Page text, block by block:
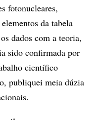
fotonucleares,
da tabela
dados com a teoria,
sido confirmada por
científico
publiquei meia dúzia